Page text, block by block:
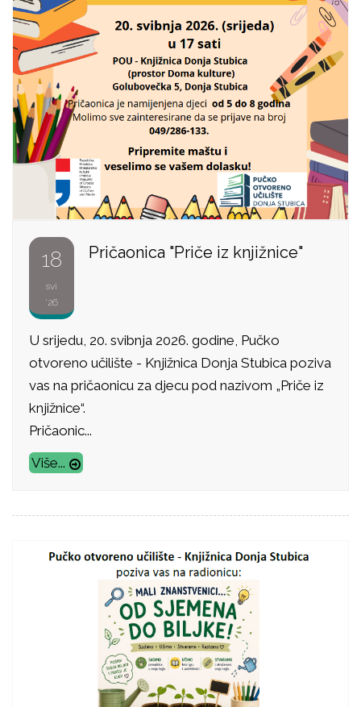
18
svi
'26
Pričaonica "Priče iz knjižnice"
U srijedu, 20. svibnja 2026. godine, Pučko
otvoreno učilište - Knjižnica Donja Stubica poziva
vas na pričaonicu za djecu pod nazivom „Priče iz
knjižnice“.
Pričaonic...
Više...